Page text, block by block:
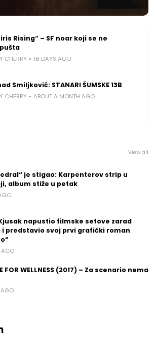
Rising“ – SF noar koji se ne
CHERRY 18 DAYS AGO
Smiljković: STANARI ŠUMSKE 13B
CHERRY ABOUT A MONTH AGO
View all
je stigao: Karpenterov strip u
album stiže u petak
napustio filmske setove zarad
i predstavio svoj prvi grafički roman
AGO
FOR WELLNESS (2017) – Za scenario nema